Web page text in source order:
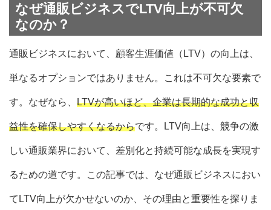
なぜ通販ビジネスでLTV向上が不可欠
なのか？
通販ビジネスにおいて、顧客生涯価値（LTV）の向上は、
単なるオプションではありません。これは不可欠な要素で
す。なぜなら、 LTVが高いほど、企業は長期的な成功と収
益性を確保しやすくなるからです。LTV向上は、競争の激
しい通販業界において、差別化と持続可能な成長を実現す
るための道です。この記事では、なぜ通販ビジネスにおい
てLTV向上が欠かせないのか、その理由と重要性を探りま